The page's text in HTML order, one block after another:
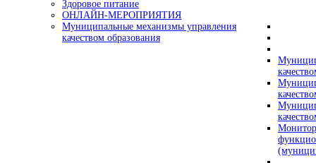
Здоровое питание
ОНЛАЙН-МЕРОПРИЯТИЯ
Муниципальные механизмы управления
качеством образования